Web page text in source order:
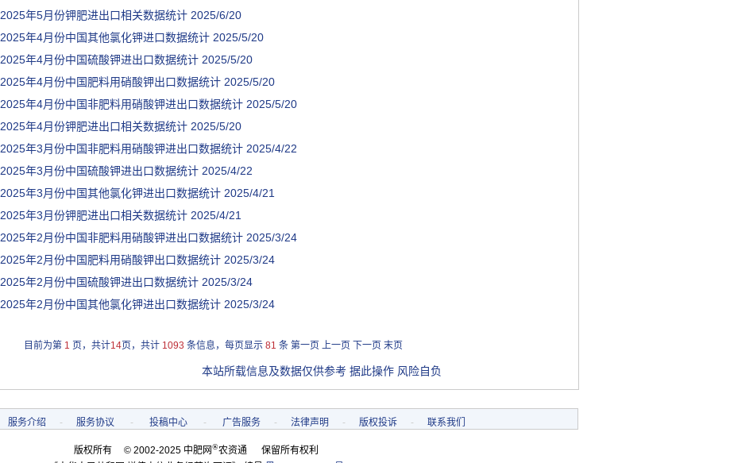
2025年5月份钾肥进出口相关数据统计 2025/6/20
2025年4月份中国其他氯化钾进口数据统计 2025/5/20
2025年4月份中国硫酸钾进出口数据统计 2025/5/20
2025年4月份中国肥料用硝酸钾出口数据统计 2025/5/20
2025年4月份中国非肥料用硝酸钾进出口数据统计 2025/5/20
2025年4月份钾肥进出口相关数据统计 2025/5/20
2025年3月份中国非肥料用硝酸钾进出口数据统计 2025/4/22
2025年3月份中国硫酸钾进出口数据统计 2025/4/22
2025年3月份中国其他氯化钾进出口数据统计 2025/4/21
2025年3月份钾肥进出口相关数据统计 2025/4/21
2025年2月份中国非肥料用硝酸钾进出口数据统计 2025/3/24
2025年2月份中国肥料用硝酸钾出口数据统计 2025/3/24
2025年2月份中国硫酸钾进出口数据统计 2025/3/24
2025年2月份中国其他氯化钾进出口数据统计 2025/3/24
目前为第 1 页，共计14页，共计 1093 条信息，每页显示 81 条 第一页 上一页 下一页 末页
本站所载信息及数据仅供参考 据此操作 风险自负
服务介绍 - 服务协议 - 投稿中心 - 广告服务 - 法律声明 - 版权投诉 - 联系我们
版权所有 © 2002-2025 中肥网®农资通 保留所有权利